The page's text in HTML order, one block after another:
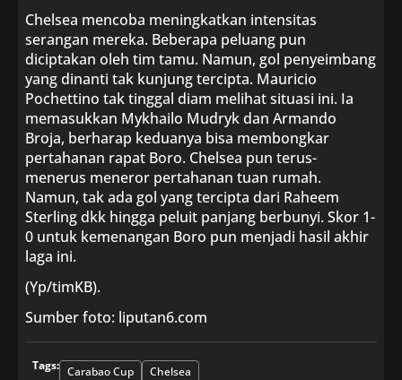
Chelsea mencoba meningkatkan intensitas
serangan mereka. Beberapa peluang pun
diciptakan oleh tim tamu. Namun, gol penyeimbang
yang dinanti tak kunjung tercipta. Mauricio
Pochettino tak tinggal diam melihat situasi ini. Ia
memasukkan Mykhailo Mudryk dan Armando
Broja, berharap keduanya bisa membongkar
pertahanan rapat Boro. Chelsea pun terus-
menerus meneror pertahanan tuan rumah.
Namun, tak ada gol yang tercipta dari Raheem
Sterling dkk hingga peluit panjang berbunyi. Skor 1-
0 untuk kemenangan Boro pun menjadi hasil akhir
laga ini.
(Yp/timKB).
Sumber foto: liputan6.com
Tags: Carabao Cup Chelsea